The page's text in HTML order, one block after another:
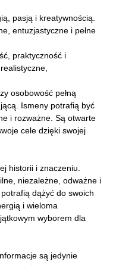
pasją i kreatywnością.
entuzjastyczne i pełne
praktyczność i
osobowość pełną
Ismeny potrafią być
i rozważne. Są otwarte
cele dzięki swojej
historii i znaczeniu.
niezależne, odważne i
dążyć do swoich
i wieloma
wyborem dla
są jedynie